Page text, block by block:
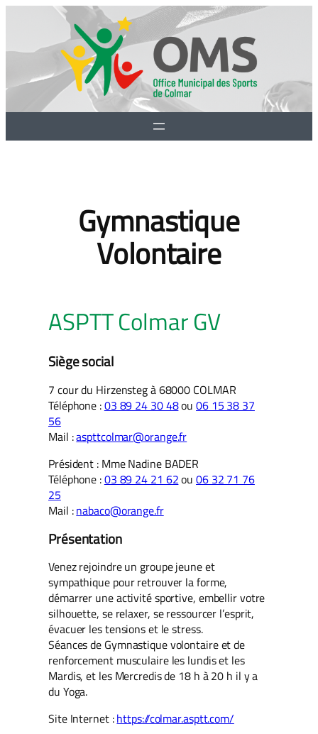
contenu
Gymnastique
Volontaire
ASPTT Colmar GV
Siège social
7 cour du Hirzensteg à 68000 COLMAR
Téléphone :03 89 24 30 48ou06 15 38 37
56
Mail :aspttcolmar@orange.fr
Président : Mme Nadine BADER
Téléphone :03 89 24 21 62ou06 32 71 76
25
Mail :nabaco@orange.fr
Présentation
Venez rejoindre un groupe jeune et
sympathique pour retrouver la forme,
démarrer une activité sportive, embellir votre
silhouette, se relaxer, se ressourcer l’esprit,
évacuer les tensions et le stress.
Séances de Gymnastique volontaire et de
renforcement musculaire les lundis et les
Mardis, et les Mercredis de 18 h à 20 h il y a
du Yoga.
Site Internet :https://colmar.asptt.com/